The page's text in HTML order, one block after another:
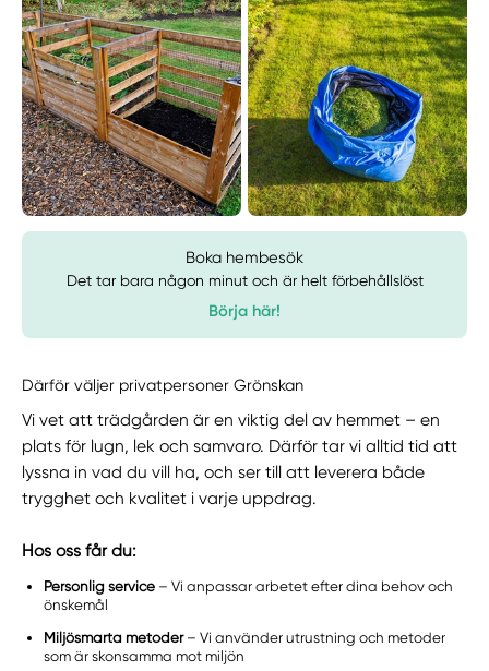
Boka hembesök
Det tar bara någon minut och är helt förbehållslöst
Börja här!
Därför väljer privatpersoner Grönskan
Vi vet att trädgården är en viktig del av hemmet – en
plats för lugn, lek och samvaro. Därför tar vi alltid tid att
lyssna in vad du vill ha, och ser till att leverera både
trygghet och kvalitet i varje uppdrag.
Hos oss får du:
Personlig service – Vi anpassar arbetet efter dina behov och
önskemål
Miljösmarta metoder– Vi använder utrustning och metoder
som är skonsamma mot miljön